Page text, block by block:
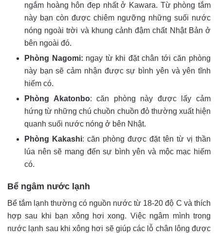
ngắm hoàng hôn đẹp nhất ở Kawara. Từ phòng tắm
này bạn còn được chiêm ngưỡng những suối nước
nóng ngoài trời và khung cảnh đậm chất Nhật Bản ở
bên ngoài đó.
Phòng Nagomi: ngay từ khi đặt chân tới căn phòng
này bạn sẽ cảm nhận được sự bình yên và yên tĩnh
hiếm có.
Phòng Akatonbo: căn phòng này được lấy cảm
hứng từ những chú chuồn chuồn đỏ thường xuất hiện
quanh suối nước nóng ở bên Nhật.
Phòng Kakashi: căn phòng được đặt tên từ vị thần
lúa nên sẽ mang đến sự bình yên và mộc mạc hiếm
có.
Bể ngâm nước lạnh
Bể tắm lạnh thường có nguồn nước từ 18-20 độ C và thích
hợp sau khi bạn xông hơi xong. Việc ngâm mình trong
nước lạnh sau khi xông hơi sẽ giúp các lỗ chân lông được